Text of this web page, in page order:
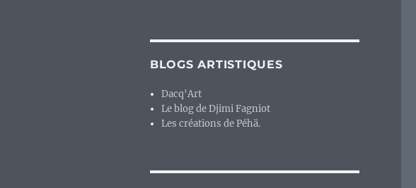
BLOGS ARTISTIQUES
Dacq'Art
Le blog de Djimi Fagniot
Les créations de Péhä.